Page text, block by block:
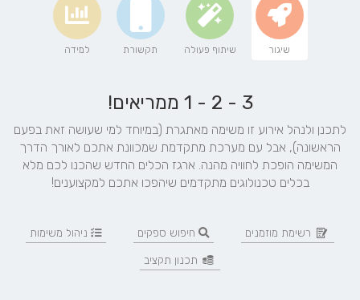
שיגור שיתוף פעולה תקשורת למידה
3 - 2 - 1 ממריאים!
לתכנן ולנהל אירוע זו משימה מאתגרת (במיוחד למי שעושה זאת בפעם
הראשונה), אבל עם מערכת מתקדמת שמכוונת אתכם לאורך הדרך
המשימה הופכת לחוויה מהנה. ארגז הכלים החדש שהכנו לכם מלא
בכלים טכנולוגים מתקדמים שיהפכו אתכם למקצוענים!
רשימת מוזמנים חיפוש ספקים ניהול משימות
תכנון תקציב